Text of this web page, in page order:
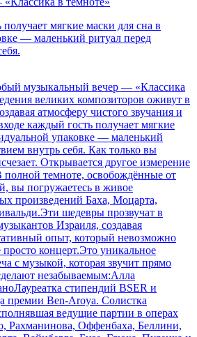
мягкие маски для сна в
— маленький ритуал перед
музыкальный вечер — «Классика
великих композиторов оживут в
атмосферу чистого звучания и
каждый гость получает мягкие
упаковке — маленький
внутрь себя. Как только вы
Открывается другое измерение
темноте, освобождённые от
вы погружаетесь в живое
произведений Баха, Моцарта,
шедевры прозвучат в
Израиля, создавая
опыт, который невозможно
концерт.Это уникальное
с музыкой, которая звучит прямо
незабываемым:Алла
стипендий BSER и
премии Ben-Aroya. Солистка
ведущие партии в операх
Рахманинова, Оффенбаха, Беллини,